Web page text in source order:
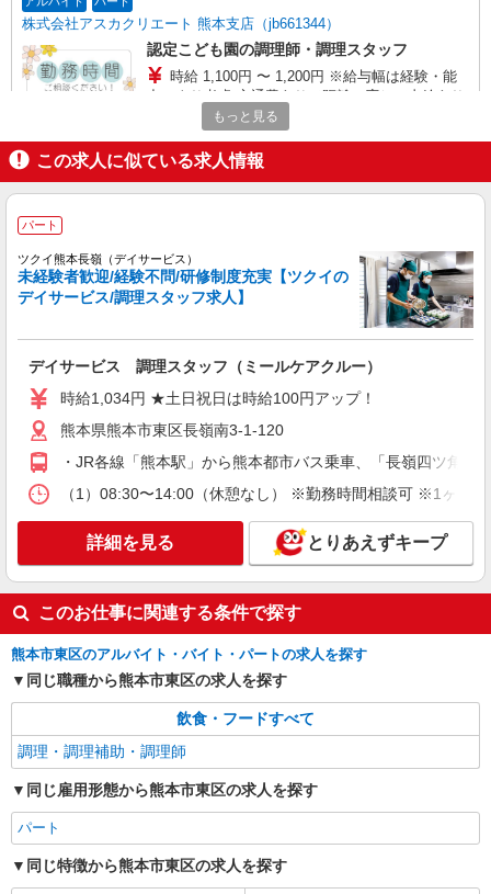
株式会社アスカクリエート 熊本支店（jb661344）
認定こども園の調理師・調理スタッフ
時給 1,100円 〜 1,200円 ※給与幅は経験・能
力により考慮 交通費あり／距離に応じて支給あり
■よつば保育園（認定こども園） 熊本県熊本市
東区小山5丁目2740 駐車場あり
キープ 詳細を見る
株式会社RAM 住宅型有料老人ホームクローバー
老人ホームの調理スタッフ
基本給：230,000円〜400,000円 ※固定残業代30時
間分を含む 【その他手当・昇給・賞与】 ・店舗担
当手当：20,000円（1店舗ごと） ・通勤手当：全
額支給 ・ガソリン手当：15円/km ・昇給：あり
あり） ※単身者のみ 試用期間は3ヶ月です。 （そ
の間の条件に変更はありません。）
〒861-8038 熊本県熊本市東区長嶺東1丁目4番
キープ
もっと見る
この求人に似ている求人情報
パート
ツクイ熊本長嶺（デイサービス）
未経験者歓迎/経験不問/研修制度充実【ツクイの
デイサービス/調理スタッフ求人】
デイサービス 調理スタッフ（ミールケアクルー）
時給1,034円 ★土日祝日は時給100円アップ！
熊本県熊本市東区長嶺南3-1-120
・JR各線「熊本駅」から熊本都市バス乗車、「長嶺四ツ角
（1）08:30〜14:00（休憩なし） ※勤務時間相談可 ※1ヶ月
詳細を見る とりあえずキープ
このお仕事に関連する条件で探す
熊本市東区のアルバイト・バイト・パートの求人を探す
同じ職種から熊本市東区の求人を探す
飲食・フードすべて
調理・調理補助・調理師
同じ雇用形態から熊本市東区の求人を探す
パート
同じ特徴から熊本市東区の求人を探す